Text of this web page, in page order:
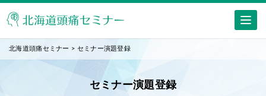
北海道頭痛セミナー > セミナー演題登録
セミナー演題登録